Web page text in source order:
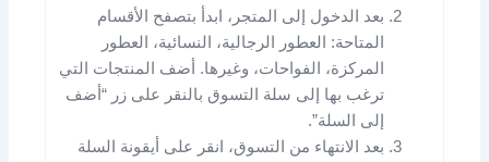
بعد الدخول إلى المتجر، ابدأ بتصفح الأقسام
المتاحة: العطور الرجالية، النسائية، العطور
المركزة، الفواحات، وغيرها. أضف المنتجات التي
ترغب بها إلى سلة التسوق بالنقر على زر “أضف
إلى السلة”.
بعد الانتهاء من التسوق، انقر على أيقونة السلة